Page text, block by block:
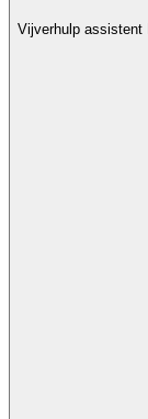
Vijverhulp assistent